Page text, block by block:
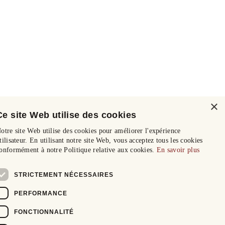
×
site Web utilise des cookies
site Web utilise des cookies pour améliorer l'expérience
En utilisant notre site Web, vous acceptez tous les cookies
à notre Politique relative aux cookies. En savoir plus
STRICTEMENT NÉCESSAIRES
PERFORMANCE
FONCTIONNALITÉ